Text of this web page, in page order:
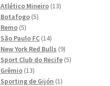
produkter
Atlético Mineiro 1313
Botafogo 55
Remo 55
produkter
São Paulo FC 1414
produkter
New York Red Bulls 99
produkter
Sport Club do Recife 55
Grêmio 1313
produkter
Sporting de Gijón 11